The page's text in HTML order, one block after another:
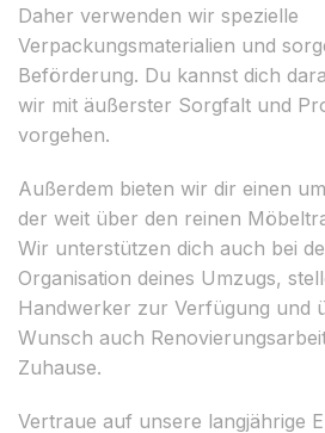
Daher verwenden wir spezielle
Verpackungsmaterialien und
Beförderung. Du kannst dich
wir mit äußerster Sorgfalt und
vorgehen.
Außerdem bieten wir dir einen
der weit über den reinen
Wir unterstützen dich auch bei
Organisation deines Umzugs,
Handwerker zur Verfügung und
Wunsch auch
Zuhause.
Vertraue auf unsere langjährige